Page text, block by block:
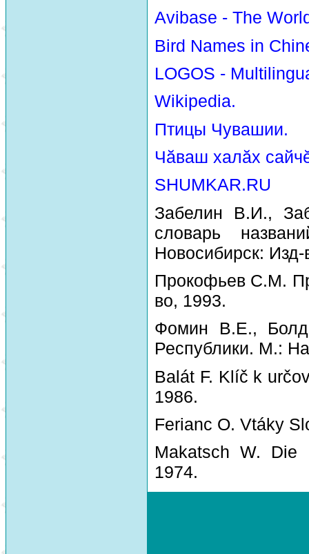
Avibase - The
Bird Names in
LOGOS -
Wikipedia.
Птицы Чувашии.
Чăваш халăх
SHUMKAR.RU
Забелин В.И.,
словарь
Новосибирск:
Прокофьев С.М.
во, 1993.
Фомин В.Е., Болд
Республики. М.:
Balát F. Klíč k
1986.
Ferianc O. Vtáky
Makatsch W. Die
1974.